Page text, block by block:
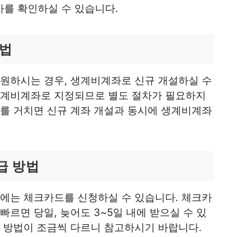
확인하실 수 있습니다.
하시는 경우, 생계비계좌로 신규 개설하실 수
비계좌로 지정되므로 별도 절차가 필요하지
거치면 신규 계좌 개설과 동시에 생계비계좌
방법
는 체크카드를 신청하실 수 있습니다. 체크카
르면 당일, 늦어도 3~5일 내에 받으실 수 있
법이 조금씩 다르니 참고하시기 바랍니다.